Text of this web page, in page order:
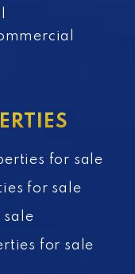
for sale
for sale
sale
for sale